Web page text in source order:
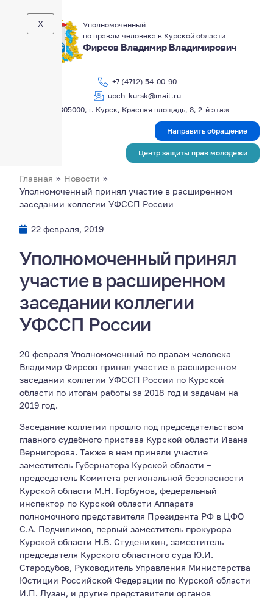
Уполномоченный
по правам человека в Курской области
Фирсов Владимир Владимирович
+7 (4712) 54-00-90
upch_kursk@mail.ru
305000, г. Курск, Красная площадь, 8, 2-й этаж
X
Направить обращение
Центр защиты прав молодежи
Главная » Новости »
Уполномоченный принял участие в расширенном
заседании коллегии УФССП России
22 февраля, 2019
Уполномоченный принял
участие в расширенном
заседании коллегии
УФССП России
20 февраля Уполномоченный по правам человека
Владимир Фирсов принял участие в расширенном
заседании коллегии УФССП России по Курской
области по итогам работы за 2018 год и задачам на
2019 год.
Заседание коллегии прошло под председательством
главного судебного пристава Курской области Ивана
Вернигорова. Также в нем приняли участие
заместитель Губернатора Курской области –
председатель Комитета региональной безопасности
Курской области М.Н. Горбунов, федеральный
инспектор по Курской области Аппарата
полномочного представителя Президента РФ в ЦФО
С.А. Подчилимов, первый заместитель прокурора
Курской области Н.В. Студеникин, заместитель
председателя Курского областного суда Ю.И.
Стародубов, Руководитель Управления Министерства
Юстиции Российской Федерации по Курской области
И.П. Лузан, и другие представители органов